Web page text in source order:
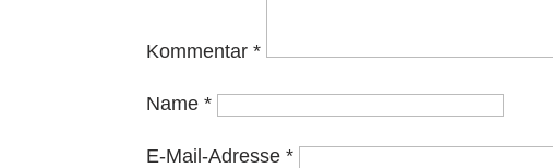
Kommentar*
Name*
E-Mail-Adresse*